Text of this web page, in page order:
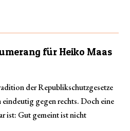
für Heiko Maas
der Republikschutzgesetze
gegen rechts. Doch eine
ist: Gut gemeint ist nicht